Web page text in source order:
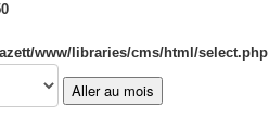
www/libraries/cms/html/select.php
Aller au mois